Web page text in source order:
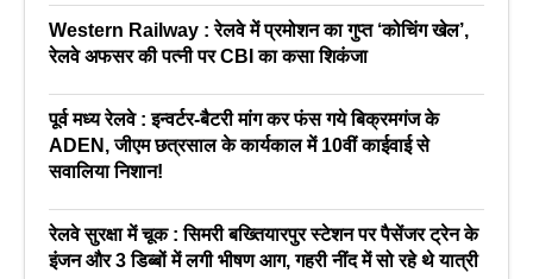
Western Railway : रेलवे में प्रमोशन का गुप्त ‘कोचिंग खेल’,
रेलवे अफसर की पत्नी पर CBI का कसा शिकंजा
पूर्व मध्य रेलवे : इन्वर्टर-बैटरी मांग कर फंस गये बिक्रमगंज के
ADEN, जीएम छत्रसाल के कार्यकाल में 10वीं काईवाई से
सवालिया निशान!
रेलवे सुरक्षा में चूक : सिमरी बख्तियारपुर स्टेशन पर पैसेंजर ट्रेन के
इंजन और 3 डिब्बों में लगी भीषण आग, गहरी नींद में सो रहे थे यात्री